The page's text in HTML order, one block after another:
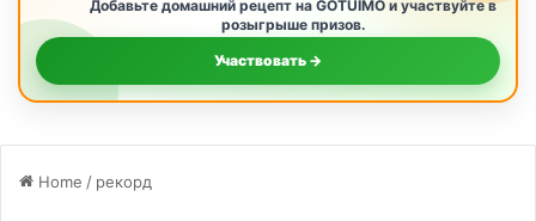
Добавьте домашний рецепт на GOTUIMO и участвуйте в
розыгрыше призов.
Участвовать →
Home / рекорд